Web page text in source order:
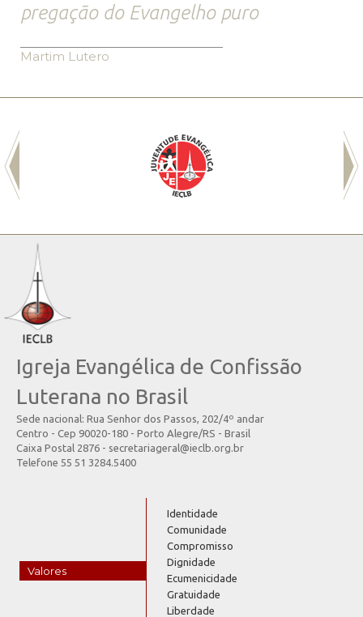
pregação do Evangelho puro
Martim Lutero
Igreja Evangélica de Confissão
Luterana no Brasil
Sede nacional: Rua Senhor dos Passos, 202/4º andar
Centro - Cep 90020-180 - Porto Alegre/RS - Brasil
Caixa Postal 2876 - secretariageral@ieclb.org.br
Telefone 55 51 3284.5400
Valores
Identidade
Comunidade
Compromisso
Dignidade
Ecumenicidade
Gratuidade
Liberdade